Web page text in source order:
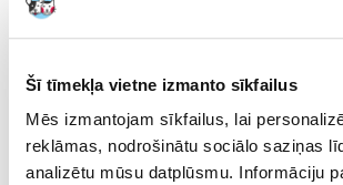
Šī tīmekļa vietne izmanto sīkfailus
Mēs izmantojam sīkfailus, lai
reklāmas, nodrošinātu sociālo saziņas
analizētu mūsu datplūsmu. Informāciju
Garums:46 cm
46 - 66 cm
Kā izmērīt savu suni: